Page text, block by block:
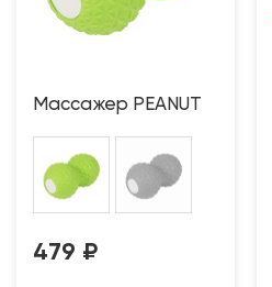
Массажер PEANUT
479 ₽